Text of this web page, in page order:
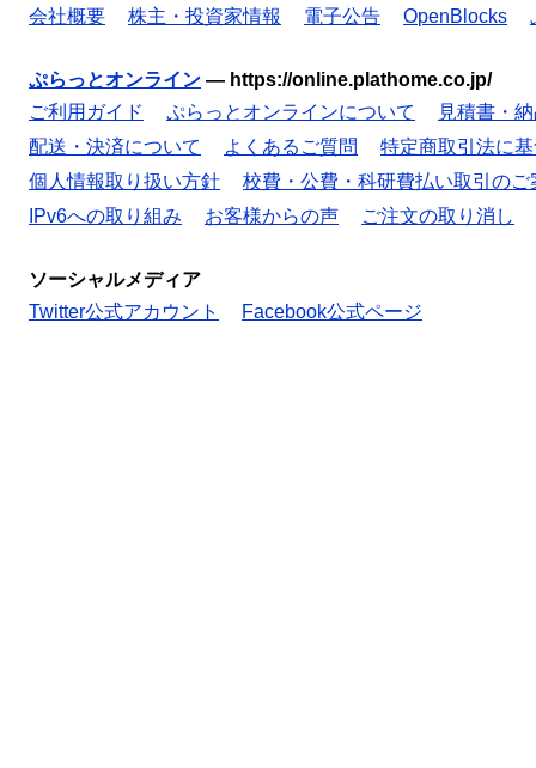
会社概要 株主・投資家情報 電子公告 OpenBlocks
ぷらっとオンライン — https://online.plathome.co.jp/
ご利用ガイド
ぷらっとオンラインについて
見積書・
配送・決済について
よくあるご質問
特定商取引法に
個人情報取り扱い方針
校費・公費・科研費払い取引のご
IPv6への取り組み
お客様からの声 ご注文の取り消し
ソーシャルメディア
Twitter公式アカウント
Facebook公式ページ